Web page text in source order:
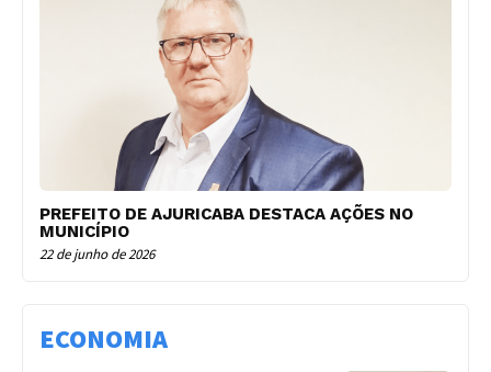
PREFEITO DE AJURICABA DESTACA AÇÕES NO
MUNICÍPIO
22 de junho de 2026
ECONOMIA